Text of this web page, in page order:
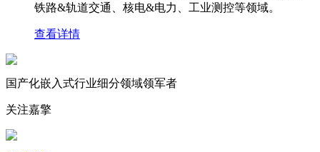
铁路&轨道交通、核电&电力、工业测控等领域。
查看详情
国产化嵌入式行业细分领域领军者
关注嘉擎